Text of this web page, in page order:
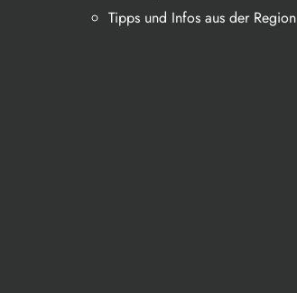
Tipps und Infos aus der Region